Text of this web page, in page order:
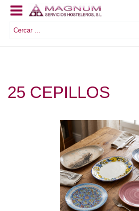
25 CEPILLOS